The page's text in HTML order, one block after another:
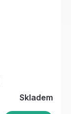
Skladem